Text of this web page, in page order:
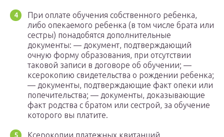
При оплате обучения собственного ребенка,
либо опекаемого ребенка (в том числе брата или
сестры) понадобятся дополнительные
документы: — документ, подтверждающий
очную форму образования, при отсутствии
таковой записи в договоре об обучении; —
ксерокопию свидетельства о рождении ребенка;
— документы, подтверждающие факт опеки или
попечительства; — документы, доказывающие
факт родства с братом или сестрой, за обучение
которого вы платите.
Ксерокопии платежных квитанций,